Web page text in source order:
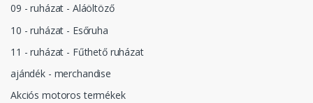
09 - ruházat - Aláöltöző
10 - ruházat - Esőruha
11 - ruházat - Fűthető ruházat
ajándék - merchandise
Akciós motoros termékek